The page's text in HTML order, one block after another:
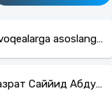
Bilol uzbek tilida «Multfilm», real voqealarga asoslangan
Botmagan Quyosh Tarixiy film Ҳазрат Саййид Абдулқодир Ғилоний haqida